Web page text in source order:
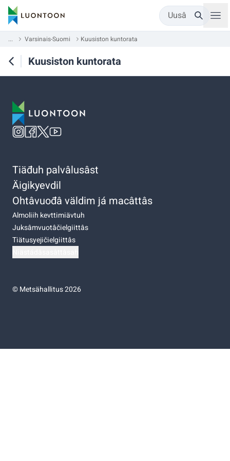
Uusâ
... Varsinais-Suomi Kuusiston kuntorata
Kuusiston kuntorata
Tiäđuh palvâlusâst
Äigikyevdil
Ohtâvuođâ väldim já macâttâs
Almoliih kevttimiävtuh
Juksâmvuotâčielgiittâs
Tiätusyejičielgiittâs
©Metsähallitus 2026